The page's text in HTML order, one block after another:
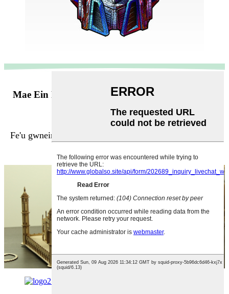
Mae Ein Posau'n Cydymffurfio â ASTM D-4236
Fe'u gwneir yn Tsieina, ond fe'u danfonir i ble bynnag y